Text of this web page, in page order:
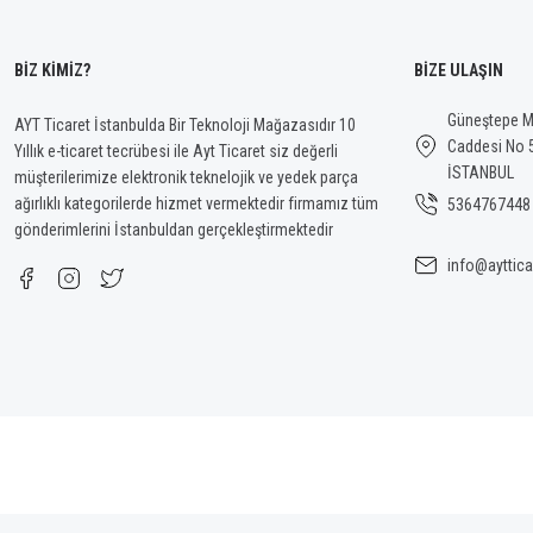
BİZ KİMİZ?
AYT Ticaret İstanbulda Bir Teknoloji Mağazasıdır 10
Yıllık e-ticaret tecrübesi ile Ayt Ticaret siz değerli
müşterilerimize elektronik teknelojik ve yedek parça
ağırlıklı kategorilerde hizmet vermektedir firmamız tüm
gönderimlerini İstanbuldan gerçekleştirmektedir
BİZE ULAŞIN
Güneştepe
Caddesi No
İSTANBUL
5364767448